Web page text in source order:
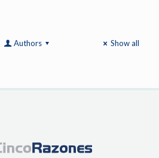
Authors Show all